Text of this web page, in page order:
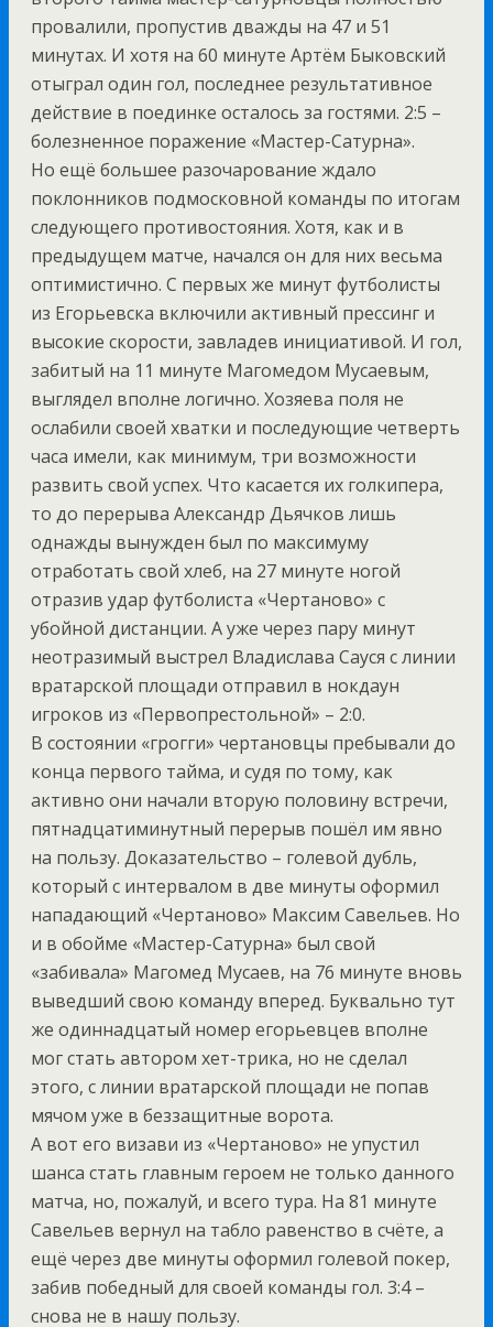
провалили, пропустив дважды на 47 и 51
минутах. И хотя на 60 минуте Артём Быковский
отыграл один гол, последнее результативное
действие в поединке осталось за гостями. 2:5 –
болезненное поражение «Мастер-Сатурна».
Но ещё большее разочарование ждало
поклонников подмосковной команды по итогам
следующего противостояния. Хотя, как и в
предыдущем матче, начался он для них весьма
оптимистично. С первых же минут футболисты
из Егорьевска включили активный прессинг и
высокие скорости, завладев инициативой. И гол,
забитый на 11 минуте Магомедом Мусаевым,
выглядел вполне логично. Хозяева поля не
ослабили своей хватки и последующие четверть
часа имели, как минимум, три возможности
развить свой успех. Что касается их голкипера,
то до перерыва Александр Дьячков лишь
однажды вынужден был по максимуму
отработать свой хлеб, на 27 минуте ногой
отразив удар футболиста «Чертаново» с
убойной дистанции. А уже через пару минут
неотразимый выстрел Владислава Сауся с линии
вратарской площади отправил в нокдаун
игроков из «Первопрестольной» – 2:0.
В состоянии «грогги» чертановцы пребывали до
конца первого тайма, и судя по тому, как
активно они начали вторую половину встречи,
пятнадцатиминутный перерыв пошёл им явно
на пользу. Доказательство – голевой дубль,
который с интервалом в две минуты оформил
нападающий «Чертаново» Максим Савельев. Но
и в обойме «Мастер-Сатурна» был свой
«забивала» Магомед Мусаев, на 76 минуте вновь
выведший свою команду вперед. Буквально тут
же одиннадцатый номер егорьевцев вполне
мог стать автором хет-трика, но не сделал
этого, с линии вратарской площади не попав
мячом уже в беззащитные ворота.
А вот его визави из «Чертаново» не упустил
шанса стать главным героем не только данного
матча, но, пожалуй, и всего тура. На 81 минуте
Савельев вернул на табло равенство в счёте, а
ещё через две минуты оформил голевой покер,
забив победный для своей команды гол. 3:4 –
снова не в нашу пользу.